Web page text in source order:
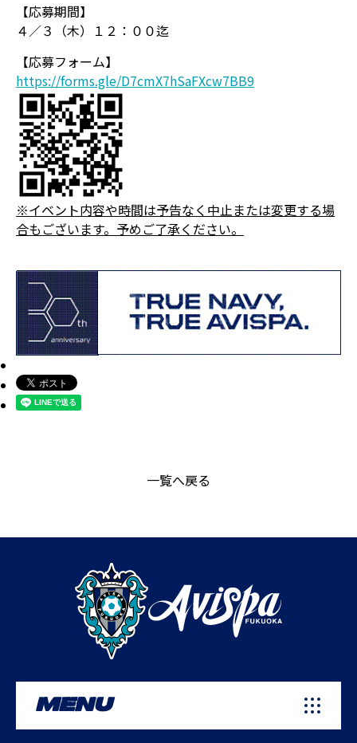
【応募期間】
４／３（木）１２：００迄
【応募フォーム】
https://forms.gle/D7cmX7hSaFXcw7BB9
※イベント内容や時間は予告なく中止または変更する場
合もございます。予めご了承ください。
一覧へ戻る
MENU